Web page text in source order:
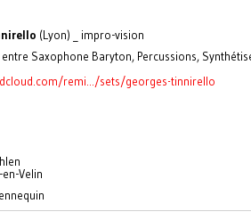
(Lyon) _ impro-vision
Saxophone Baryton, Percussions,
remi.../sets/georges-tinnirello
Velin